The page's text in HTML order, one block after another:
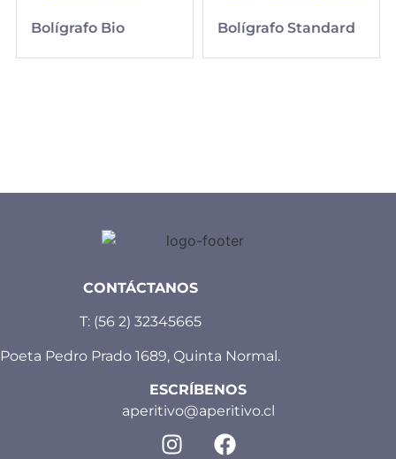
Bolígrafo Bio Bolígrafo Standard
CONTÁCTANOS
T: (56 2) 32345665
Poeta Pedro Prado 1689, Quinta Normal.
ESCRÍBENOS
aperitivo@aperitivo.cl